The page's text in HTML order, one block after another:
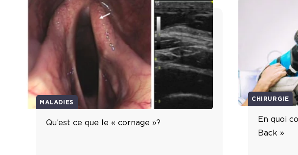
MALADIES
Qu’est ce que le « cornage »?
CHIRURGIE
En quoi
Back »